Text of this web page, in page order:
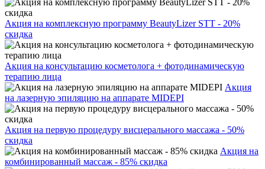
Акция на комплексную программу BeautyLizer STT - 20%
скидка
Акция на консультацию косметолога + фотодинамическую
терапию лица
Акция
на лазерную эпиляцию на аппарате MIDEPI
Акция на первую процедуру висцерального массажа - 50%
скидка
Акция на
комбинированный массаж - 85% скидка